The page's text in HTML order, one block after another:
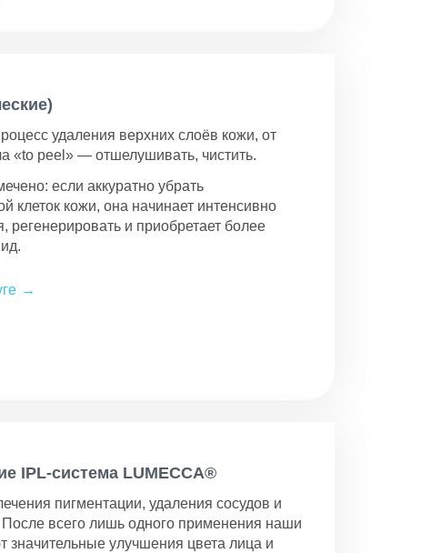
удаления верхних слоёв кожи, от
«to peel» — отшелушивать, чистить.
если аккуратно убрать
клеток кожи, она начинает интенсивно
регенерировать и приобретает более
IPL-система LUMECCA®
пигментации, удаления сосудов и
всего лишь одного применения наши
значительные улучшения цвета лица и